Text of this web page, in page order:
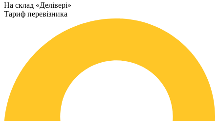
На склад «Делівері»
Тариф перевізника